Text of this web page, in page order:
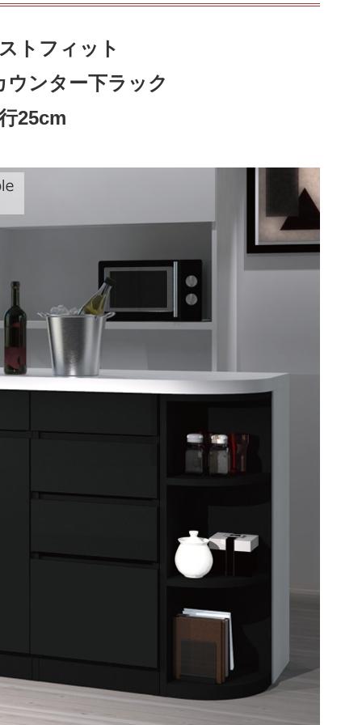
トフィット
ンター下ラック
25cm